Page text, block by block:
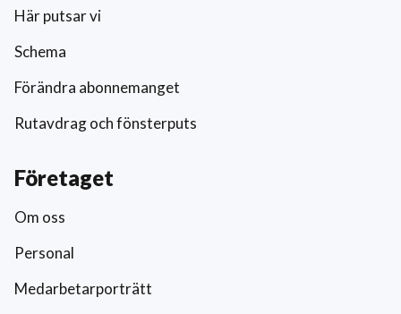
Här putsar vi
Schema
Förändra abonnemanget
Rutavdrag och fönsterputs
Företaget
Om oss
Personal
Medarbetarporträtt